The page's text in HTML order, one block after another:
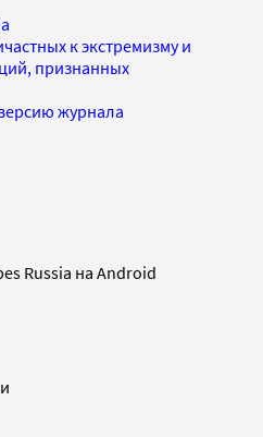
к экстремизму и
признанных
журнала
Russia на Android